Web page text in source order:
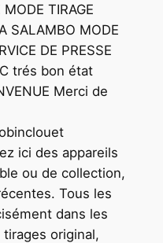
TIRAGE
SALAMBO MODE
DE PRESSE
trés bon état
Merci de
ici des appareils
ou de collection,
Tous les
dans les
original,